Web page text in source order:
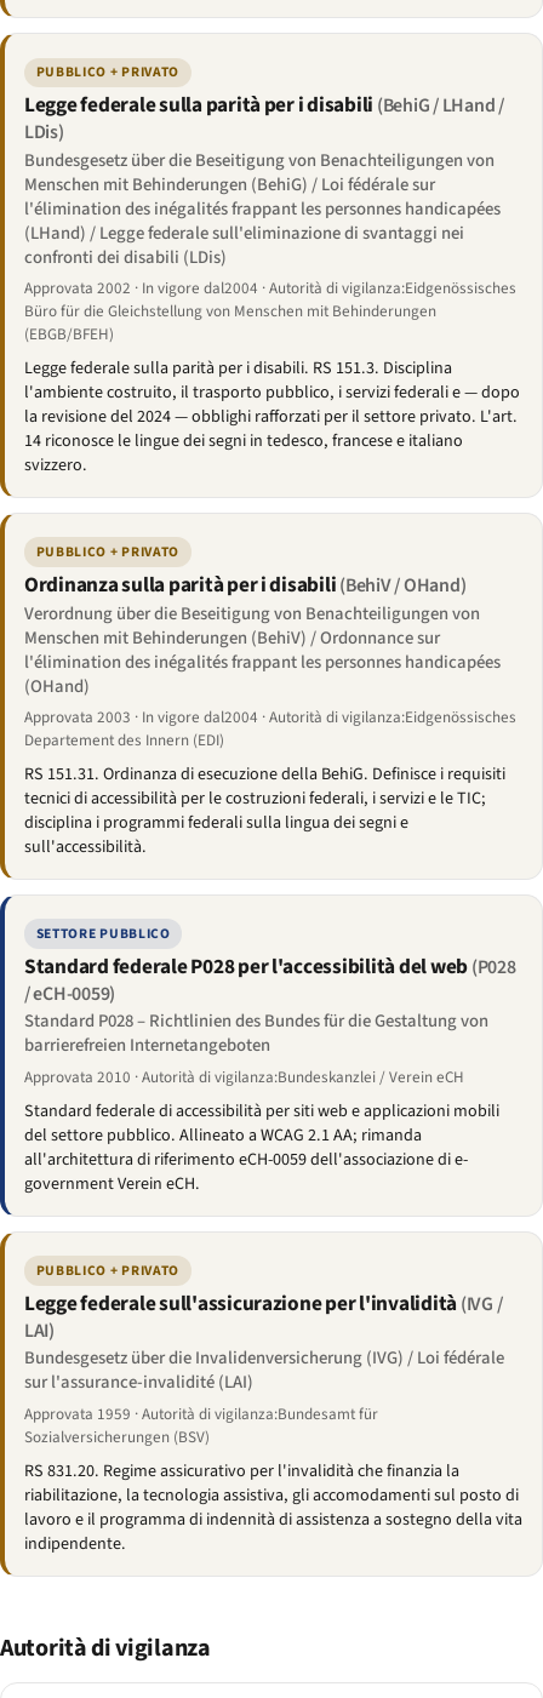
PUBBLICO + PRIVATO
Legge federale sulla parità per i disabili (BehiG / LHand /
LDis)
Bundesgesetz über die Beseitigung von Benachteiligungen von
Menschen mit Behinderungen (BehiG) / Loi fédérale sur
l'élimination des inégalités frappant les personnes handicapées
(LHand) / Legge federale sull'eliminazione di svantaggi nei
confronti dei disabili (LDis)
Approvata 2002 · In vigore dal2004 · Autorità di vigilanza:Eidgenössisches
Büro für die Gleichstellung von Menschen mit Behinderungen
(EBGB/BFEH)
Legge federale sulla parità per i disabili. RS 151.3. Disciplina
l'ambiente costruito, il trasporto pubblico, i servizi federali e — dopo
la revisione del 2024 — obblighi rafforzati per il settore privato. L'art.
14 riconosce le lingue dei segni in tedesco, francese e italiano
svizzero.
PUBBLICO + PRIVATO
Ordinanza sulla parità per i disabili(BehiV / OHand)
Verordnung über die Beseitigung von Benachteiligungen von
Menschen mit Behinderungen (BehiV) / Ordonnance sur
l'élimination des inégalités frappant les personnes handicapées
(OHand)
Approvata 2003 · In vigore dal2004 · Autorità di vigilanza:Eidgenössisches
Departement des Innern (EDI)
RS 151.31. Ordinanza di esecuzione della BehiG. Definisce i requisiti
tecnici di accessibilità per le costruzioni federali, i servizi e le TIC;
disciplina i programmi federali sulla lingua dei segni e
sull'accessibilità.
SETTORE PUBBLICO
Standard federale P028 per l'accessibilità del web(P028
/ eCH-0059)
Standard P028 – Richtlinien des Bundes für die Gestaltung von
barrierefreien Internetangeboten
Approvata 2010 · Autorità di vigilanza:Bundeskanzlei / Verein eCH
Standard federale di accessibilità per siti web e applicazioni mobili
del settore pubblico. Allineato a WCAG 2.1 AA; rimanda
all'architettura di riferimento eCH-0059 dell'associazione di e-
government Verein eCH.
PUBBLICO + PRIVATO
Legge federale sull'assicurazione per l'invalidità (IVG /
LAI)
Bundesgesetz über die Invalidenversicherung (IVG) / Loi fédérale
sur l'assurance-invalidité (LAI)
Approvata 1959 · Autorità di vigilanza:Bundesamt für
Sozialversicherungen (BSV)
RS 831.20. Regime assicurativo per l'invalidità che finanzia la
riabilitazione, la tecnologia assistiva, gli accomodamenti sul posto di
lavoro e il programma di indennità di assistenza a sostegno della vita
indipendente.
Autorità di vigilanza